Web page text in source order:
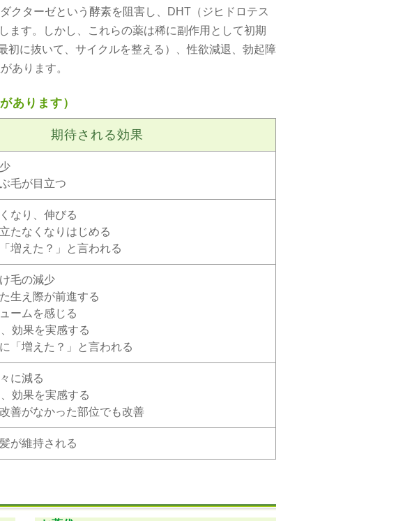
クターゼという酵素を阻害し、DHT（ジヒドロテス
ます。しかし、これらの薬は稀に副作用として初期
初に抜いて、サイクルを整える）、性欲減退、勃起障
あります。
あります）
期待される効果
毛が目立つ
なり、伸びる
たなくなりはじめる
増えた？」と言われる
毛の減少
生え際が前進する
ームを感じる
効果を実感する
「増えた？」と言われる
に減る
効果を実感する
善がなかった部位でも改善
が維持される